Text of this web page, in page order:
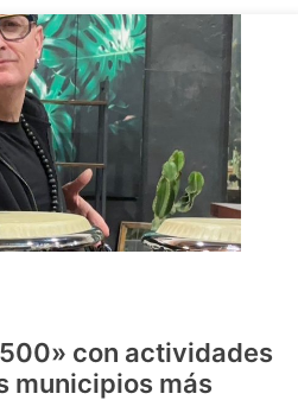
con actividades
municipios más